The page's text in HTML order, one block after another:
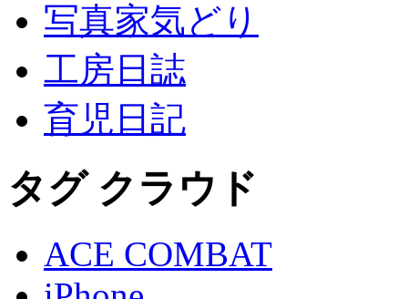
写真家気どり
工房日誌
育児日記
タグ クラウド
ACE COMBAT